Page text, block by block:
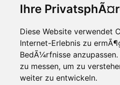
Ihre
Diese Website verwendet
Internet-Erlebnis zu
BedÃ¼rfnisse
zu messen, um zu
weiter zu entwickeln.
Ein Xerox PARC-
- Neuartiger Malware-Schutz für
in WEZ +1. Es ist jetzt